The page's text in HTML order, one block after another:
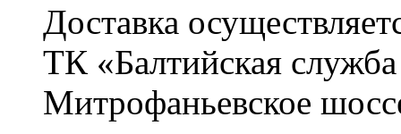
Доставка
ТК «Балтийская
Митрофаньевское